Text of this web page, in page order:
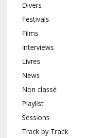
Divers
Festivals
Films
Interviews
Livres
News
Non classé
Playlist
Sessions
Track by Track